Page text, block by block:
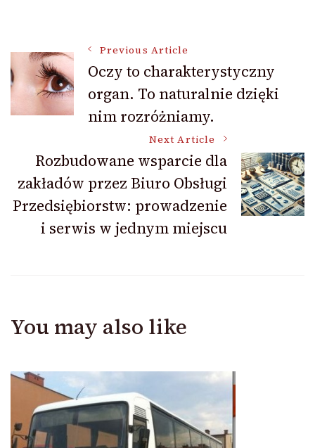
Post
Navigation
Previous Article
Oczy to charakterystyczny
organ. To naturalnie dzięki
nim rozróżniamy.
Next Article
Rozbudowane wsparcie dla
zakładów przez Biuro Obsługi
Przedsiębiorstw: prowadzenie
i serwis w jednym miejscu
You may also like